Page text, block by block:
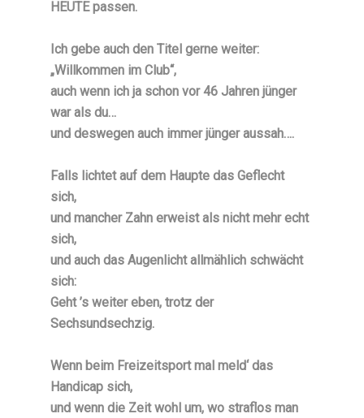
HEUTE passen.
Ich gebe auch den Titel gerne weiter:
„Willkommen im Club“,
auch wenn ich ja schon vor 46 Jahren jünger
war als du…
und deswegen auch immer jünger aussah….
Falls lichtet auf dem Haupte das Geflecht
sich,
und mancher Zahn erweist als nicht mehr echt
sich,
und auch das Augenlicht allmählich schwächt
sich:
Geht ’s weiter eben, trotz der
Sechsundsechzig.
Wenn beim Freizeitsport mal meld‘ das
Handicap sich,
und wenn die Zeit wohl um, wo straflos man